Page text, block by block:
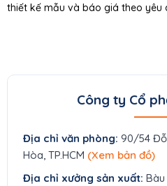
thiết kế mẫu và báo giá theo yêu
Công ty Cổ
Địa chỉ văn phòng: 90/54 Đỗ
Hòa, TP.HCM (Xem bản đồ)
Địa chỉ xưởng sản xuất: Bàu